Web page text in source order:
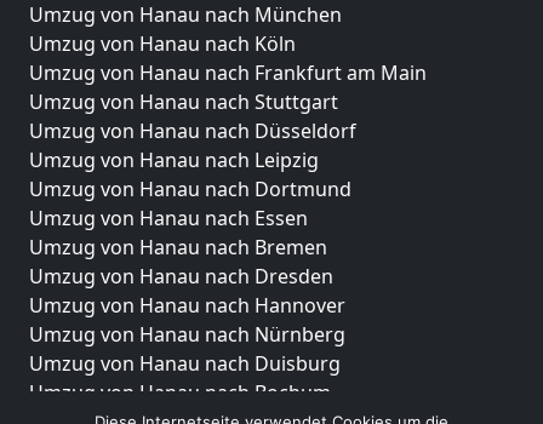
Umzug von Hanau nach München
Umzug von Hanau nach Köln
Umzug von Hanau nach Frankfurt am Main
Umzug von Hanau nach Stuttgart
Umzug von Hanau nach Düsseldorf
Umzug von Hanau nach Leipzig
Umzug von Hanau nach Dortmund
Umzug von Hanau nach Essen
Umzug von Hanau nach Bremen
Umzug von Hanau nach Dresden
Umzug von Hanau nach Hannover
Umzug von Hanau nach Nürnberg
Umzug von Hanau nach Duisburg
Umzug von Hanau nach Bochum